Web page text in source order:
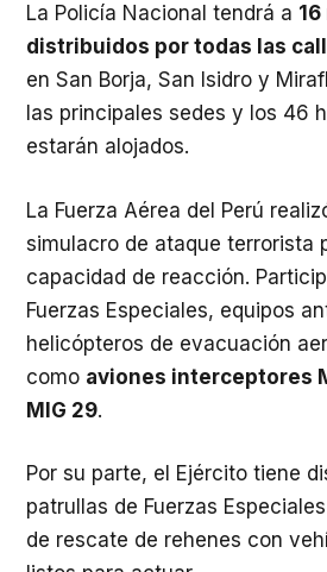
La Policía Nacional tendrá a
distribuidos por todas las
en San Borja, San Isidro y
las principales sedes y los 46
estarán alojados.
La Fuerza Aérea del Perú
simulacro de ataque terrorista
capacidad de reacción.
Fuerzas Especiales, equipos
helicópteros de evacuación
como aviones interceptores
MIG 29.
Por su parte, el Ejército tiene
patrullas de Fuerzas
de rescate de rehenes con